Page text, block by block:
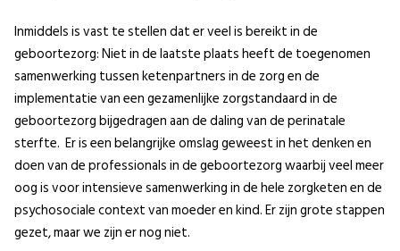
Inmiddels is vast te stellen dat er veel is bereikt in de
geboortezorg: Niet in de laatste plaats heeft de toegenomen
samenwerking tussen ketenpartners in de zorg en de
implementatie van een gezamenlijke zorgstandaard in de
geboortezorg bijgedragen aan de daling van de perinatale
sterfte. Er is een belangrijke omslag geweest in het denken en
doen van de professionals in de geboortezorg waarbij veel meer
oog is voor intensieve samenwerking in de hele zorgketen en de
psychosociale context van moeder en kind. Er zijn grote stappen
gezet, maar we zijn er nog niet.